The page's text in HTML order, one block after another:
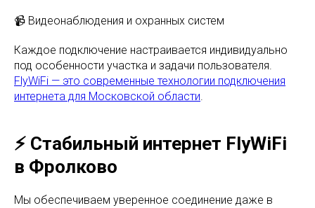
📹 Видеонаблюдения и охранных систем
Каждое подключение настраивается индивидуально
под особенности участка и задачи пользователя.
FlyWiFi — это современные технологии подключения
интернета для Московской области.
⚡ Стабильный интернет FlyWiFi
в Фролково
Мы обеспечиваем уверенное соединение даже в